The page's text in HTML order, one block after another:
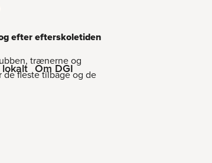
lokalt Om DGI
efter efterskoletiden
trænerne og
de fleste tilbage og de